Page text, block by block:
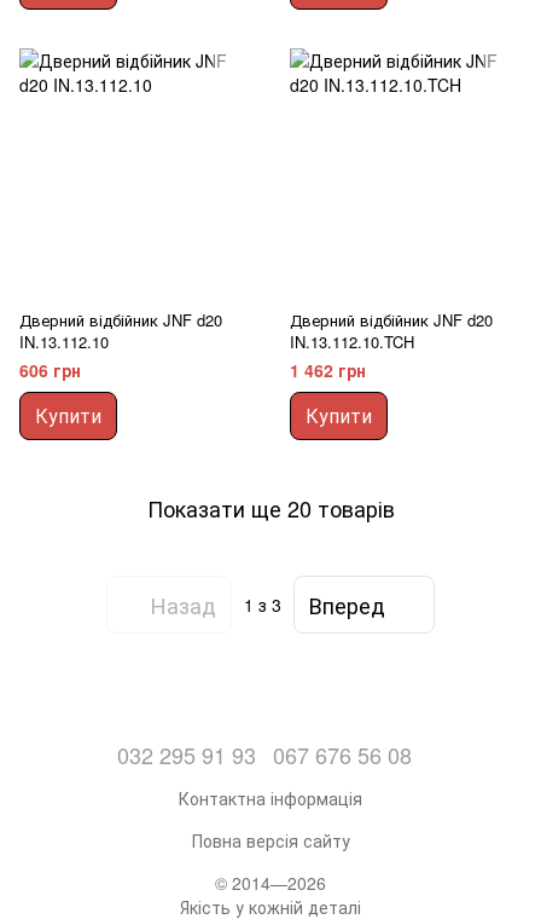
Дверний відбійник JNF d20
IN.13.112.10
606 грн
Купити
Дверний відбійник JNF d20
IN.13.112.10.TCH
1 462 грн
Купити
Показати ще 20 товарів
Назад 1 з 3 Вперед
032 295 91 93 067 676 56 08
Контактна інформація
Повна версія сайту
© 2014—2026
Якість у кожній деталі